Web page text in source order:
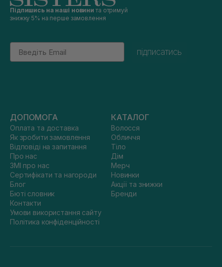
Підпишись на наші новини та отримуй
знижку 5% на перше замовлення
Email
підписатись
ДОПОМОГА
Оплата та доставка
Як зробити замовлення
Відповіді на запитання
Про нас
ЗМІ про нас
Сертифікати та нагороди
Блог
Бюті словник
Контакти
Умови використання сайту
Політика конфіденційності
КАТАЛОГ
Волосся
Обличчя
Тіло
Дім
Мерч
Новинки
Акції та знижки
Бренди